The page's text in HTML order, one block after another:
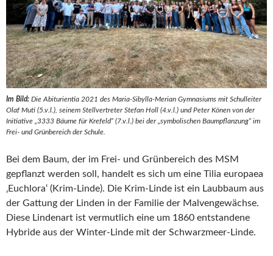
Im Bild: Die Abiturientia 2021 des Maria-Sibylla-Merian Gymnasiums mit Schulleiter
Olaf Muti (5.v.l.), seinem Stellvertreter Stefan Holl (4.v.l.) und Peter Könen von der
Initiative „3333 Bäume für Krefeld“ (7.v.l.) bei der „symbolischen Baumpflanzung“ im
Frei- und Grünbereich der Schule.
Bei dem Baum, der im Frei- und Grünbereich des MSM
gepflanzt werden soll, handelt es sich um eine Tilia europaea
‚Euchlora‘ (Krim-Linde). Die Krim-Linde ist ein Laubbaum aus
der Gattung der Linden in der Familie der Malvengewächse.
Diese Lindenart ist vermutlich eine um 1860 entstandene
Hybride aus der Winter-Linde mit der Schwarzmeer-Linde.